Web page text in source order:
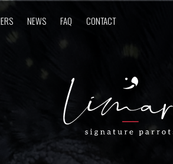
NEWS FAQ CONTACT